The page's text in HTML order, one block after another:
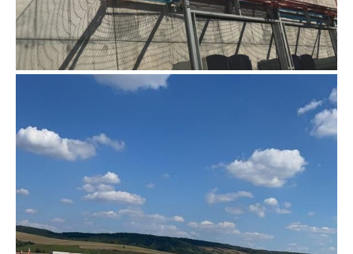
dachrandsicherung-iffesheim-
1024×768